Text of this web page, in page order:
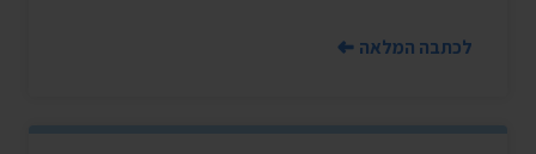
לכתבה המלאה